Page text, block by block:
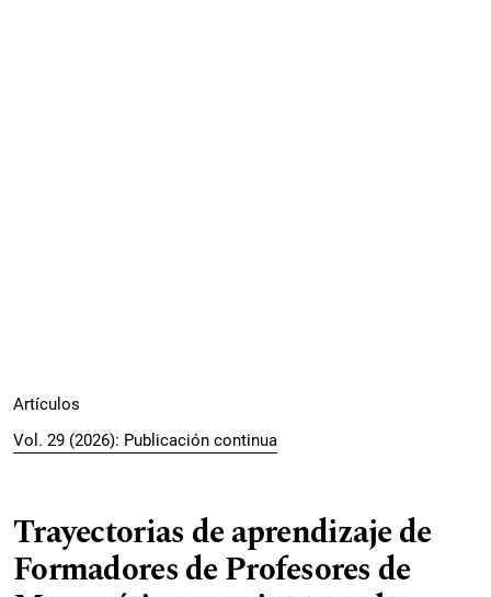
Artículos
Vol. 29 (2026): Publicación continua
Trayectorias de aprendizaje de
Formadores de Profesores de